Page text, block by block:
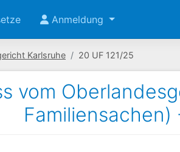
Anmeldung
Karlsruhe 20 UF 121/25
vom
Familiensachen)